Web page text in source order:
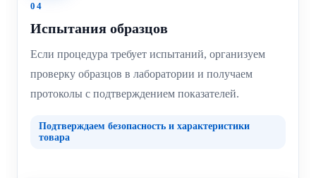
04
Испытания образцов
Если процедура требует испытаний, организуем
проверку образцов в лаборатории и получаем
протоколы с подтверждением показателей.
Подтверждаем безопасность и характеристики
товара